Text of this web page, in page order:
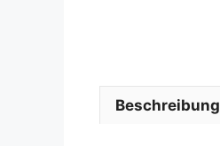
Beschreibung